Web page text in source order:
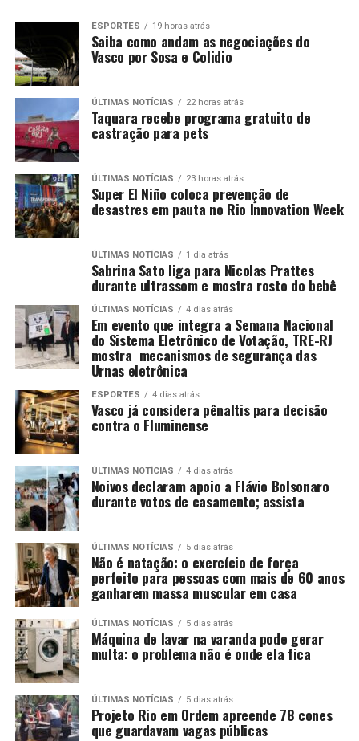
ESPORTES 19 horas atrás
Saiba como andam as negociações do
Vasco por Sosa e Colidio
ÚLTIMAS NOTÍCIAS 22 horas atrás
Taquara recebe programa gratuito de
castração para pets
ÚLTIMAS NOTÍCIAS 23 horas atrás
Super El Niño coloca prevenção de
desastres em pauta no Rio Innovation Week
ÚLTIMAS NOTÍCIAS 1 dia atrás
Sabrina Sato liga para Nicolas Prattes
durante ultrassom e mostra rosto do bebê
ÚLTIMAS NOTÍCIAS 4 dias atrás
Em evento que integra a Semana Nacional
do Sistema Eletrônico de Votação, TRE-RJ
mostra mecanismos de segurança das
Urnas eletrônica
ESPORTES 4 dias atrás
Vasco já considera pênaltis para decisão
contra o Fluminense
ÚLTIMAS NOTÍCIAS 4 dias atrás
Noivos declaram apoio a Flávio Bolsonaro
durante votos de casamento; assista
ÚLTIMAS NOTÍCIAS 5 dias atrás
Não é natação: o exercício de força
perfeito para pessoas com mais de 60 anos
ganharem massa muscular em casa
ÚLTIMAS NOTÍCIAS 5 dias atrás
Máquina de lavar na varanda pode gerar
multa: o problema não é onde ela fica
ÚLTIMAS NOTÍCIAS 5 dias atrás
Projeto Rio em Ordem apreende 78 cones
que guardavam vagas públicas